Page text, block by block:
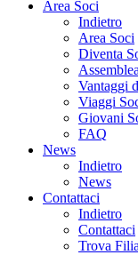
Area Soci
Indietro
Area Soci
Diventa
Vantaggi
Viaggi
Giovani
FAQ
News
Indietro
News
Contattaci
Indietro
Contattaci
Trova